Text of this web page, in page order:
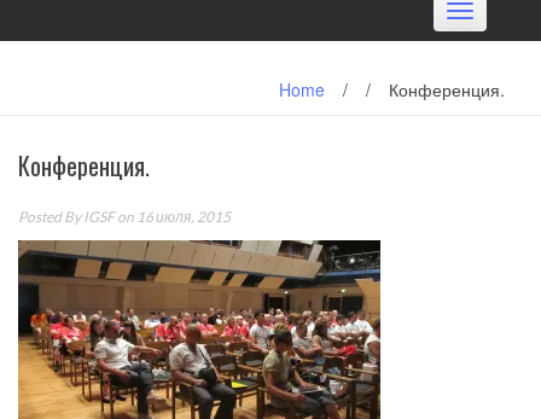
Toggle
navigation
Home / / Конференция.
Конференция.
Posted ByIGSFon 16 июля, 2015